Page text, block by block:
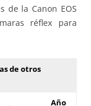
de la Canon EOS
réflex para
de otros
Año